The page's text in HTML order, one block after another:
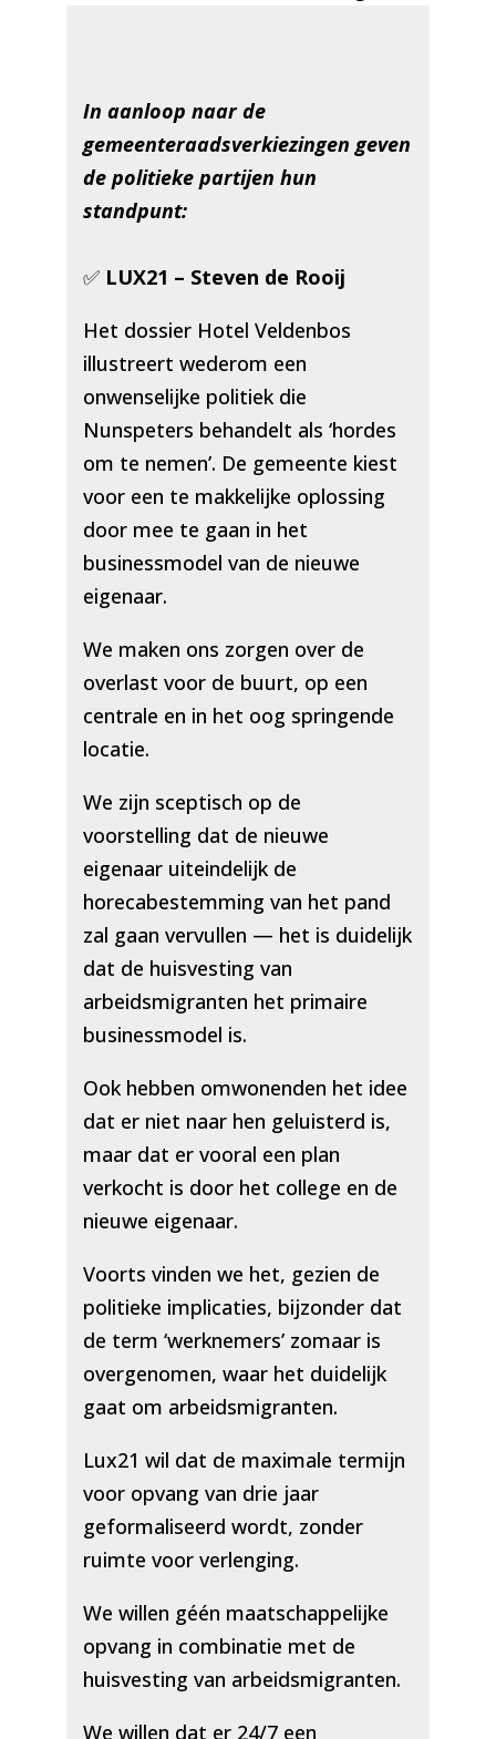
In aanloop naar de
gemeenteraadsverkiezingen geven
de politieke partijen hun
standpunt:
✅ LUX21 – Steven de Rooij
Het dossier Hotel Veldenbos
illustreert wederom een
onwenselijke politiek die
Nunspeters behandelt als ‘hordes
om te nemen’. De gemeente kiest
voor een te makkelijke oplossing
door mee te gaan in het
businessmodel van de nieuwe
eigenaar.
We maken ons zorgen over de
overlast voor de buurt, op een
centrale en in het oog springende
locatie.
We zijn sceptisch op de
voorstelling dat de nieuwe
eigenaar uiteindelijk de
horecabestemming van het pand
zal gaan vervullen — het is duidelijk
dat de huisvesting van
arbeidsmigranten het primaire
businessmodel is.
Ook hebben omwonenden het idee
dat er niet naar hen geluisterd is,
maar dat er vooral een plan
verkocht is door het college en de
nieuwe eigenaar.
Voorts vinden we het, gezien de
politieke implicaties, bijzonder dat
de term ‘werknemers’ zomaar is
overgenomen, waar het duidelijk
gaat om arbeidsmigranten.
Lux21 wil dat de maximale termijn
voor opvang van drie jaar
geformaliseerd wordt, zonder
ruimte voor verlenging.
We willen géén maatschappelijke
opvang in combinatie met de
huisvesting van arbeidsmigranten.
We willen dat er 24/7 een